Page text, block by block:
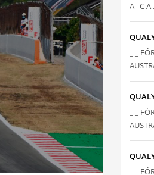
A C A
_ _
_ _
_ _